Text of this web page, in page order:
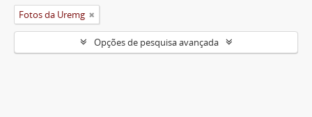
Fotos da Uremg
Opções de pesquisa avançada